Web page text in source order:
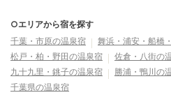
○エリアから宿を探す
千葉・市原の温泉宿
舞浜・浦安・船橋
松戸・柏・野田の温泉宿
佐倉・八街の
九十九里・銚子の温泉宿
勝浦・鴨川の
千葉県の温泉宿